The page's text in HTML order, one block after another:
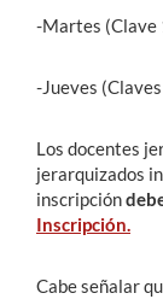
-Martes
-Jueves
Los docentes
jerarquizados
inscripción
Inscripción.
Cabe señalar